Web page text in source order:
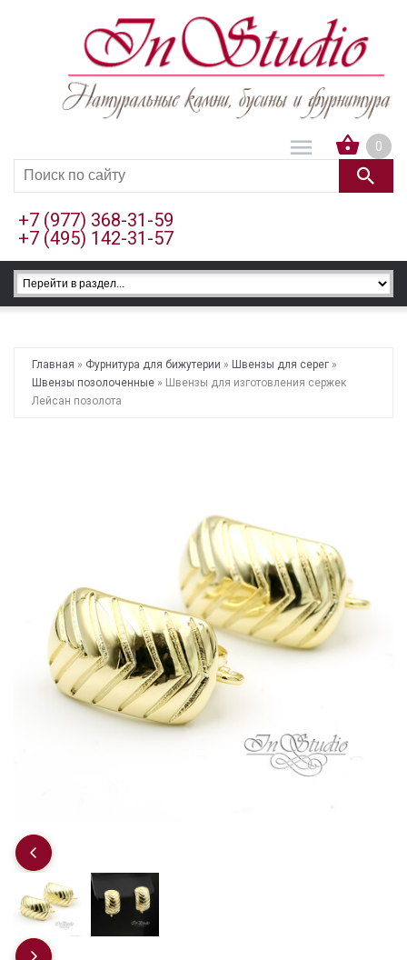
0
+7 (977) 368-31-59
+7 (495) 142-31-57
Главная » Фурнитура для бижутерии » Швензы для серег »
Швензы позолоченные » Швензы для изготовления сержек
Лейсан позолота